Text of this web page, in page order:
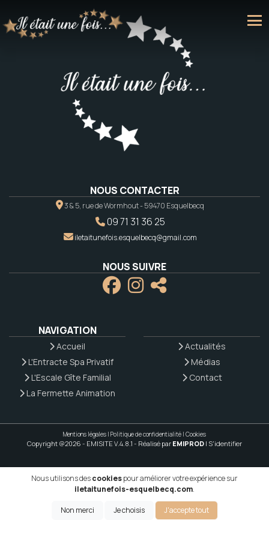
NOUS CONTACTER
3 & 5, rue de Wormhout - 59470 Esquelbecq
09 71 31 36 25
iletaitunefois.esquelbecq@gmail.com
NOUS SUIVRE
NAVIGATION
Accueil
L'Entracte Spa Privatif
L'Escale Gîte Familial
La Fermette Animation
Actualités
Médias
Contact
Mentions légales | Politique de confidentialité | Cookies
Copyright @2026 - EMISITE V.4.8.1 - Réalisé par EMIPROD | S'identifier
Nous utilisons descookiespour améliorer votre expérience sur
iletaitunefois-esquelbecq.com.
Non merci Je choisis J'accepte tout